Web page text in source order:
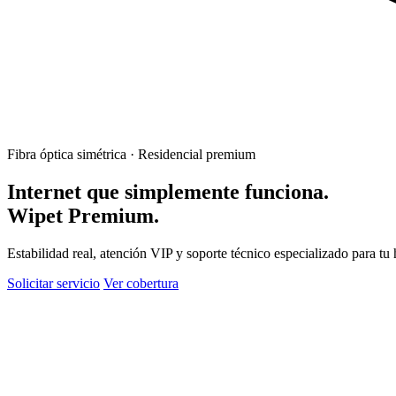
Fibra óptica simétrica · Residencial premium
Internet que simplemente funciona.
Wipet Premium.
Estabilidad real, atención VIP y soporte técnico especializado para tu
Solicitar servicio Ver cobertura